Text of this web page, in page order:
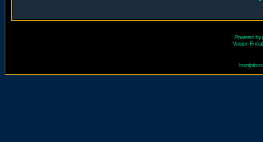
Powered by
Version Fr